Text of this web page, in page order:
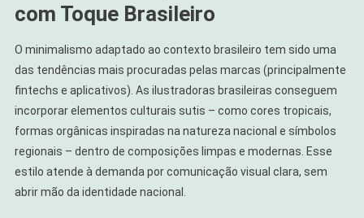
com Toque Brasileiro
O minimalismo adaptado ao contexto brasileiro tem sido uma
das tendências mais procuradas pelas marcas (principalmente
fintechs e aplicativos). As ilustradoras brasileiras conseguem
incorporar elementos culturais sutis – como cores tropicais,
formas orgânicas inspiradas na natureza nacional e símbolos
regionais – dentro de composições limpas e modernas. Esse
estilo atende à demanda por comunicação visual clara, sem
abrir mão da identidade nacional.